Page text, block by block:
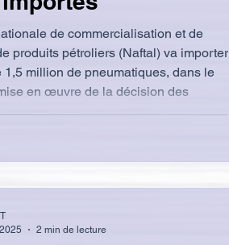
de commercialisation et de
produits pétroliers (Naftal) va importer
en œuvre de la décision des
commercial a été signé lundi à
destinées aux véhicules légers dans
phase. Les produits
2 min de lecture